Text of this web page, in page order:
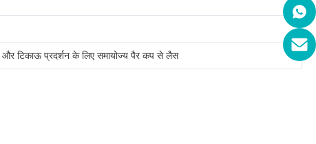
टिकाऊ प्रदर्शन के लिए समायोज्य पैर कप से लैस